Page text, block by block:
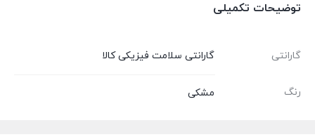
توضیحات تکمیلی
گارانتی گارانتی سلامت فیزیکی کالا
رنگ مشکی